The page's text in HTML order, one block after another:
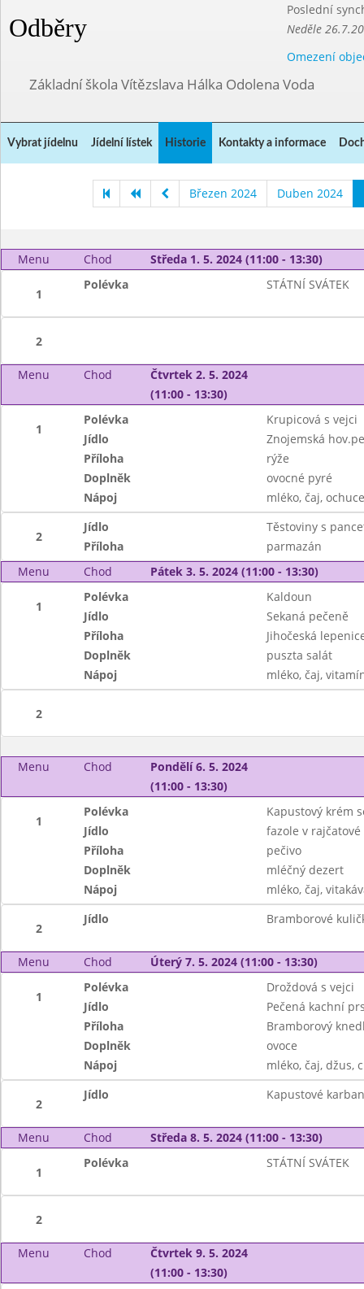
Odběry
Poslední
Neděle
Omezení
Základní škola Vítězslava Hálka Odolena Voda
Vybrat jídelnu Jídelní lístek Historie Kontakty a informace
Březen 2024 Duben 2024
Menu Chod Středa 1. 5. 2024 (11:00 - 13:30)
1
Polévka STÁTNÍ SVÁTEK
2
Menu Chod
Čtvrtek 2. 5. 2024
(11:00 - 13:30)
1
Polévka
Krupicová s vejci
Jídlo
Znojemská
Příloha
rýže
Doplněk
ovocné pyré
Nápoj
mléko, čaj,
2
Jídlo
Těstoviny s
Příloha
parmazán
Menu
Chod Pátek 3. 5. 2024 (11:00 - 13:30)
1
Polévka
Kaldoun
Jídlo
Sekaná pečeně
Příloha
Jihočeská
Doplněk
puszta salát
Nápoj
mléko, čaj,
2
Menu Chod
Pondělí 6. 5. 2024
(11:00 - 13:30)
1
Polévka
Kapustový krém
Jídlo
fazole v
Příloha
pečivo
Doplněk
mléčný dezert
Nápoj
mléko, čaj,
2
Jídlo Bramborové
Menu Chod Úterý 7. 5. 2024 (11:00 - 13:30)
1
Polévka
Droždová s vejci
Jídlo
Pečená kachní
Příloha
Bramborový
Doplněk
ovoce
Nápoj
mléko, čaj, džus,
2
Jídlo Kapustové
Menu Chod Středa 8. 5. 2024 (11:00 - 13:30)
1
Polévka STÁTNÍ SVÁTEK
2
Menu Chod
Čtvrtek 9. 5. 2024
(11:00 - 13:30)